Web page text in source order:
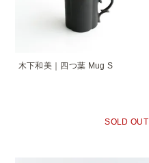
木下和美｜四つ葉 Mug S
SOLD OUT